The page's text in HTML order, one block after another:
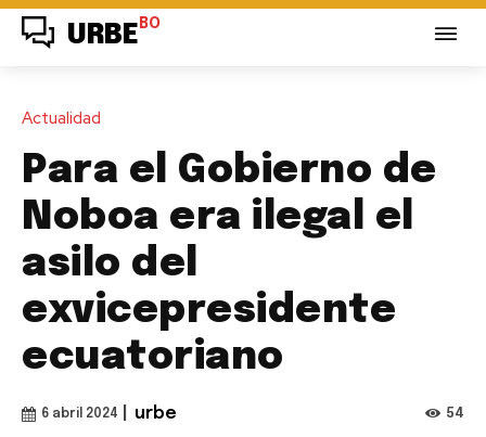
URBE BO
Actualidad
Para el Gobierno de
Noboa era ilegal el
asilo del
exvicepresidente
ecuatoriano
6 abril 2024 urbe 54